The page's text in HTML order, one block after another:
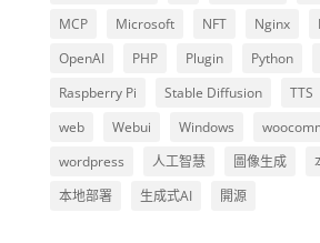
MCP
Microsoft NFT Nginx
OpenAI
PHP Plugin Python
Raspberry Pi
Stable Diffusion TTS
web
Webui Windows
wordpress
人工智慧 圖像生成
本地部署
生成式AI 開源